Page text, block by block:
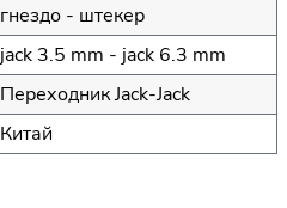
гнездо - штекер
jack 3.5 mm - jack 6.3 mm
Переходник Jack-Jack
Китай